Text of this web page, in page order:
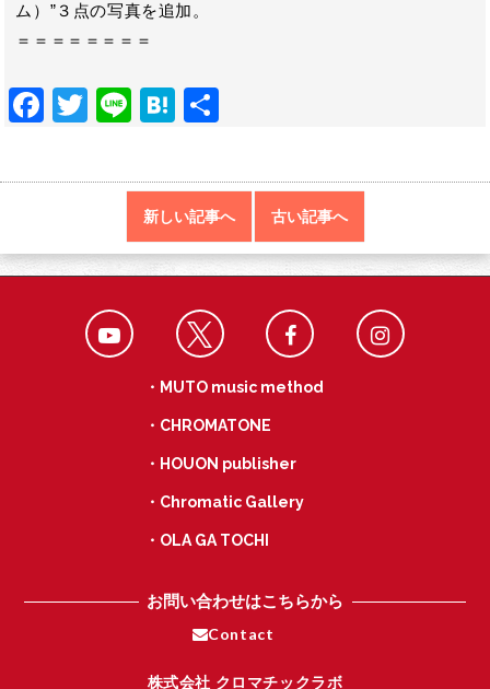
ム）”３点の写真を追加。
＝＝＝＝＝＝＝＝
F
e
o
o
T
itt
Li
e
H
e
n
a
新しい記事へ 古い記事へ
・MUTO music method
・CHROMATONE
・HOUON publisher
・Chromatic Gallery
・OLA GA TOCHI
お問い合わせはこちらから
Contact
株式会社 クロマチックラボ